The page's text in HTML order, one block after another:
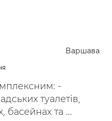
Варшава
-
туалетів,
басейнах та ...